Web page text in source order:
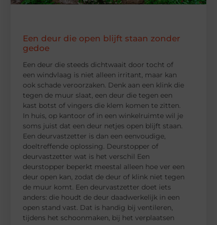
Een deur die open blijft staan zonder
gedoe
Een deur die steeds dichtwaait door tocht of
een windvlaag is niet alleen irritant, maar kan
ook schade veroorzaken. Denk aan een klink die
tegen de muur slaat, een deur die tegen een
kast botst of vingers die klem komen te zitten.
In huis, op kantoor of in een winkelruimte wil je
soms juist dat een deur netjes open blijft staan.
Een deurvastzetter is dan een eenvoudige,
doeltreffende oplossing. Deurstopper of
deurvastzetter wat is het verschil Een
deurstopper beperkt meestal alleen hoe ver een
deur open kan, zodat de deur of klink niet tegen
de muur komt. Een deurvastzetter doet iets
anders: die houdt de deur daadwerkelijk in een
open stand vast. Dat is handig bij ventileren,
tijdens het schoonmaken, bij het verplaatsen